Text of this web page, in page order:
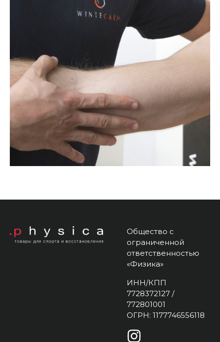
Общество с
ограниченной
ответственностью
«Физика»
ИНН/КПП
7728372127 /
772801001
ОГРН: 1177746556118